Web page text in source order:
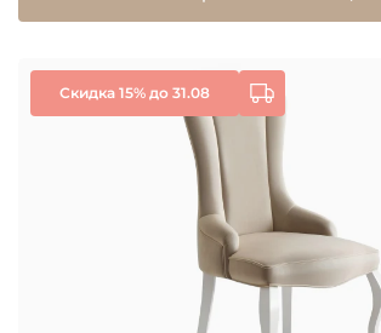
Скидка 15% до 31.08